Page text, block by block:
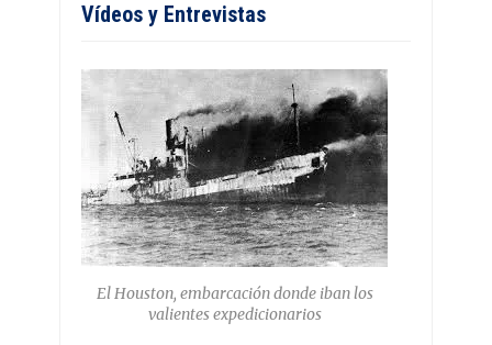
Vídeos y Entrevistas
El Houston, embarcación donde iban los
valientes expedicionarios